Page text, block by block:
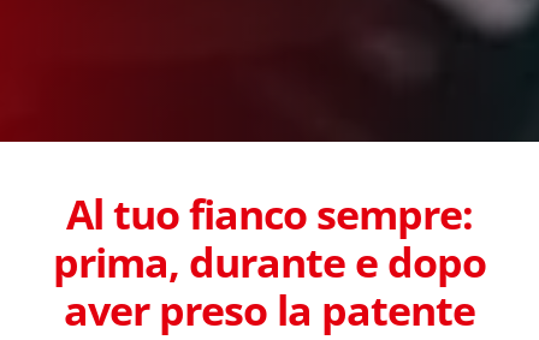
Al tuo fianco sempre:
prima, durante e dopo
aver preso la patente